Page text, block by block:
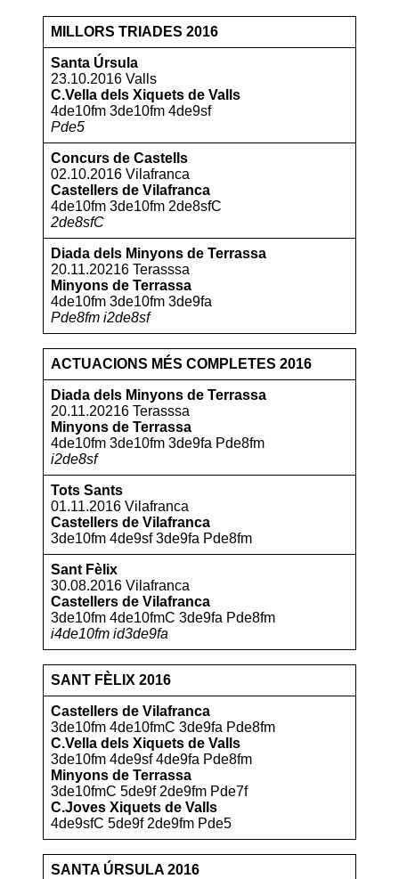
MILLORS TRIADES 2016
Santa Úrsula
23.10.2016 Valls
C.Vella dels Xiquets de Valls
4de10fm 3de10fm 4de9sf
Pde5
Concurs de Castells
02.10.2016 Vilafranca
Castellers de Vilafranca
4de10fm 3de10fm 2de8sfC
2de8sfC
Diada dels Minyons de Terrassa
20.11.20216 Terasssa
Minyons de Terrassa
4de10fm 3de10fm 3de9fa
Pde8fm i2de8sf
ACTUACIONS MÉS COMPLETES 2016
Diada dels Minyons de Terrassa
20.11.20216 Terasssa
Minyons de Terrassa
4de10fm 3de10fm 3de9fa Pde8fm
i2de8sf
Tots Sants
01.11.2016 Vilafranca
Castellers de Vilafranca
3de10fm 4de9sf 3de9fa Pde8fm
Sant Fèlix
30.08.2016 Vilafranca
Castellers de Vilafranca
3de10fm 4de10fmC 3de9fa Pde8fm
i4de10fm id3de9fa
SANT FÈLIX 2016
Castellers de Vilafranca
3de10fm 4de10fmC 3de9fa Pde8fm
C.Vella dels Xiquets de Valls
3de10fm 4de9sf 4de9fa Pde8fm
Minyons de Terrassa
3de10fmC 5de9f 2de9fm Pde7f
C.Joves Xiquets de Valls
4de9sfC 5de9f 2de9fm Pde5
SANTA ÚRSULA 2016